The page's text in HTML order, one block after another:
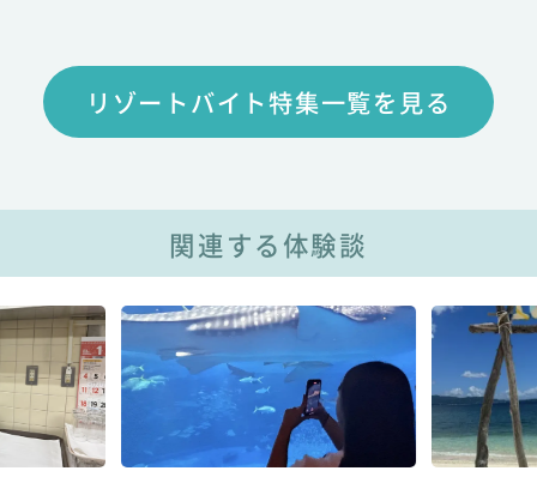
リゾートバイト特集一覧を見る
関連する体験談